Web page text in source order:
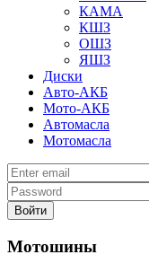
КАМА
КШЗ
ОШЗ
ЯШЗ
Диски
Авто-АКБ
Мото-АКБ
Автомасла
Мотомасла
Войти
Мотошины